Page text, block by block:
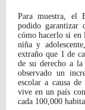
Para muestra, el
podido garantizar
cómo hacerlo si en
niña y
extraño que 1 de
de su derecho a
observado un
escolar a causa
vive en un país
cada 100,000